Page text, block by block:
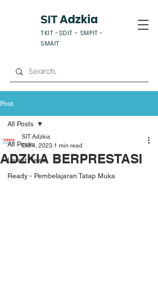
SITAdzkia
TKIT -SDIT - SMPIT -
SMAIT
Post
All Posts
Latest News
Ready - Pembelajaran Tatap Muka
All Posts
ADZKIA BERPRESTASI
SIT Adzkia
Oct 4, 2023 1 min read